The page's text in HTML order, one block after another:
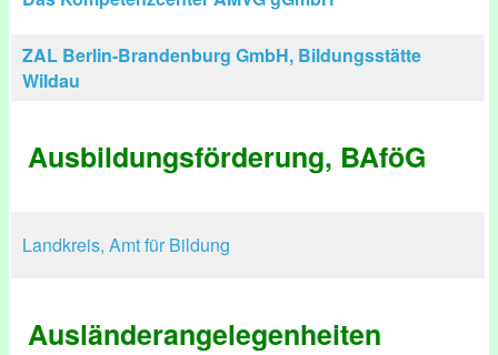
ZAL Berlin-Brandenburg GmbH, Bildungsstätte
Wildau
Ausbildungsförderung, BAföG
Landkreis, Amt für Bildung
Ausländerangelegenheiten